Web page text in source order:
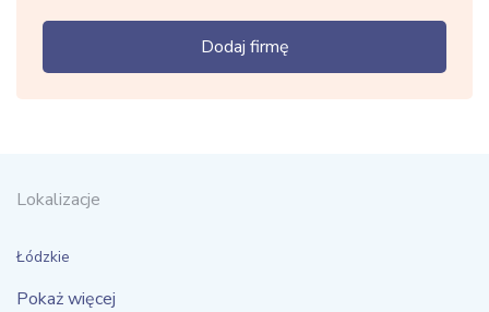
Dodaj firmę
Lokalizacje
Łódzkie
Pokaż więcej